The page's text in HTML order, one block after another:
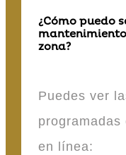
¿Cómo puedo
zona?
Puedes ver
en línea: